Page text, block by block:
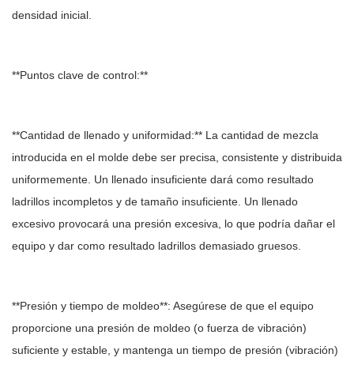
densidad inicial.
**Puntos clave de control:**
**Cantidad de llenado y uniformidad:** La cantidad de mezcla
introducida en el molde debe ser precisa, consistente y distribuida
uniformemente. Un llenado insuficiente dará como resultado
ladrillos incompletos y de tamaño insuficiente. Un llenado
excesivo provocará una presión excesiva, lo que podría dañar el
equipo y dar como resultado ladrillos demasiado gruesos.
**Presión y tiempo de moldeo**: Asegúrese de que el equipo
proporcione una presión de moldeo (o fuerza de vibración)
suficiente y estable, y mantenga un tiempo de presión (vibración)